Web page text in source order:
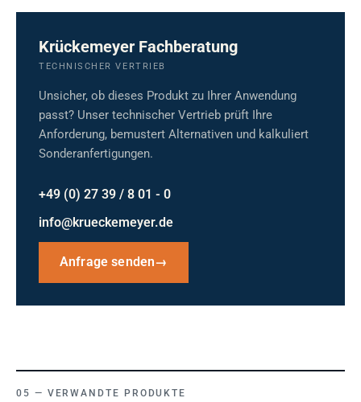
Krückemeyer Fachberatung
TECHNISCHER VERTRIEB
Unsicher, ob dieses Produkt zu Ihrer Anwendung
passt? Unser technischer Vertrieb prüft Ihre
Anforderung, bemustert Alternativen und kalkuliert
Sonderanfertigungen.
+49 (0) 27 39 / 8 01 - 0
info@krueckemeyer.de
Anfrage senden→
VERWANDTE PRODUKTE